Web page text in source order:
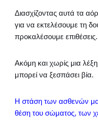
Διασχίζοντας αυτά τα
για να εκτελέσουμε τη
προκαλέσουμε επιθέσεις.
Ακόμη και χωρίς μια
μπορεί να ξεσπάσει βία.
Η στάση των ασθενών
θέση του σώματος, των